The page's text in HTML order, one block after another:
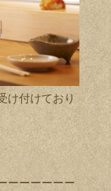
け付けており
ーーーーーー